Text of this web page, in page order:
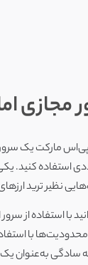
مجازی
استفاده کنید.
نظیر ترید
با استفاده از
به‌عنوان یک